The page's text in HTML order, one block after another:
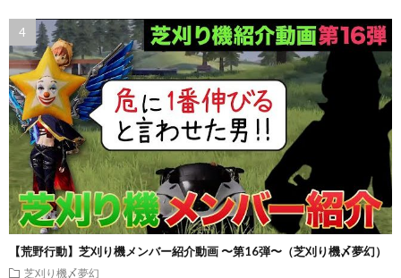
【荒野行動】芝刈り機メンバー紹介動画 〜第16弾〜（芝刈り機〆夢幻）
芝刈り機〆夢幻